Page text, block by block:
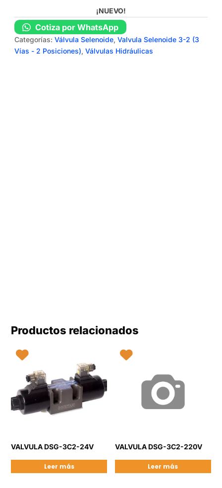
¡NUEVO!
Cotiza por WhatsApp
Categorías:Válvula Selenoide,Valvula Selenoide 3-2 (3
Vías - 2 Posiciones),Válvulas Hidráulicas
Productos relacionados
VALVULA DSG-3C2-24V
Leer más
VALVULA DSG-3C2-220V
Leer más